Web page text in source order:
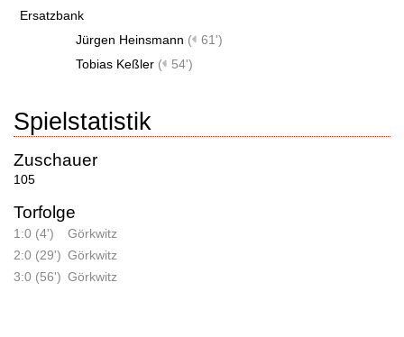
Ersatzbank
Jürgen Heinsmann (
61')
Tobias Keßler ( 54')
Spielstatistik
Zuschauer
105
Torfolge
1:0 (4')
Görkwitz
2:0 (29') Görkwitz
3:0 (56') Görkwitz